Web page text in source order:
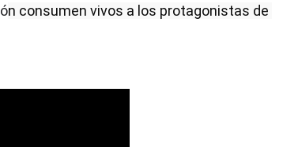
ón consumen vivos a los protagonistas de